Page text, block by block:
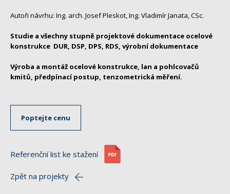
Autoři návrhu: Ing. arch. Josef Pleskot, Ing. Vladimír Janata, CSc.
Studie a všechny stupně projektové dokumentace ocelové
konstrukce DUR, DSP, DPS, RDS, výrobní dokumentace
Výroba a montáž ocelové konstrukce, lan a pohlcovačů
kmitů, předpínací postup, tenzometrická měření.
Poptejte cenu
Zpět na projekty
Referenční list ke stažení